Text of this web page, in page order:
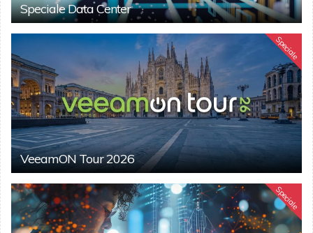
Speciale Data Center
Speciale
VeeamON Tour 2026
Speciale